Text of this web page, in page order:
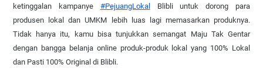
ketinggalan kampanye #PejuangLokal
Blibli untuk dorong para
produsen lokal dan UMKM lebih luas lagi memasarkan produknya.
Tidak hanya itu, kamu bisa tunjukkan semangat Maju Tak Gentar
dengan bangga belanja online produk-produk lokal yang 100% Lokal
dan Pasti 100% Original di Blibli.